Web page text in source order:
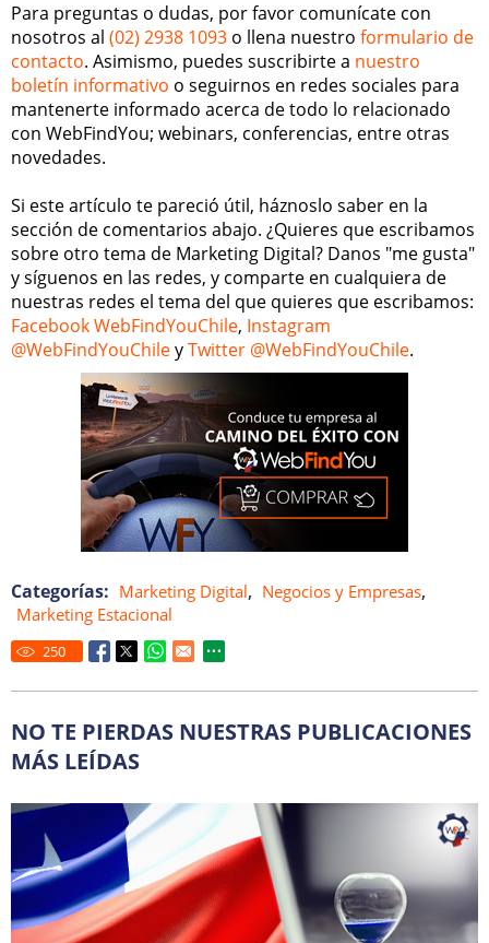
Para preguntas o dudas, por favor comunícate con
nosotros al (02) 2938 1093 o llena nuestro formulario de
contacto. Asimismo, puedes suscribirte a nuestro
boletín informativo o seguirnos en redes sociales para
mantenerte informado acerca de todo lo relacionado
con WebFindYou; webinars, conferencias, entre otras
novedades.
Si este artículo te pareció útil, háznoslo saber en la
sección de comentarios abajo. ¿Quieres que escribamos
sobre otro tema de Marketing Digital? Danos "me gusta"
y síguenos en las redes, y comparte en cualquiera de
nuestras redes el tema del que quieres que escribamos:
Facebook WebFindYouChile, Instagram
@WebFindYouChileyTwitter @WebFindYouChile.
Categorías: Marketing Digital, Negocios y Empresas,
Marketing Estacional
250
NO TE PIERDAS NUESTRAS PUBLICACIONES
MÁS LEÍDAS